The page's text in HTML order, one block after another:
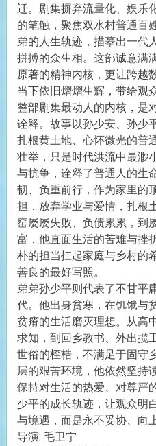
迁。剧集摒弃流量化、娱乐
的笔触，聚焦双水村普通百
弟的人生轨迹，描摹出一代
拼搏的众生相。这部诚意满
原著的精神内核，更让跨越
当下依旧熠熠生辉，带给观
整部剧集最动人的内核，是
诠释。故事以孙少安、孙少
扎根黄土地、心怀微光的普
壮举，只是时代洪流中最渺
与抗争，诠释了普通人的生
韧、负重前行，作为家里的
担，放弃学业与爱情，扎根
窑屡屡失败、负债累累，到
富，他直面生活的苦难与挫
朴的担当扛起家庭与乡村的
善良的最好写照。
弟弟孙少平则代表了不甘平
代。他出身贫寒，在饥饿与
贫瘠的生活磨灭理想。从高
求知，到回乡教书、外出揽
世俗的桎梏，不满足于固守
层的艰苦环境，他依然坚持
保持对生活的热爱、对尊严
少平的成长轨迹，让观众明
与境遇，而是永不妥协、向
导演: 毛卫宁